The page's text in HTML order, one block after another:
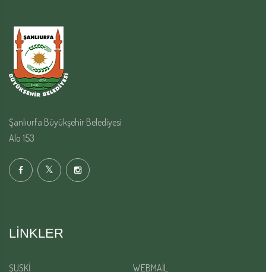
Şanlıurfa Büyükşehir Belediyesi
Alo 153
LINKLER
ŞUSKİ
WEBMAİL